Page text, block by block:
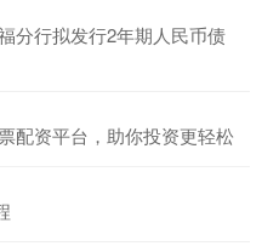
分行拟发行2年期人民币债
配资平台，助你投资更轻松